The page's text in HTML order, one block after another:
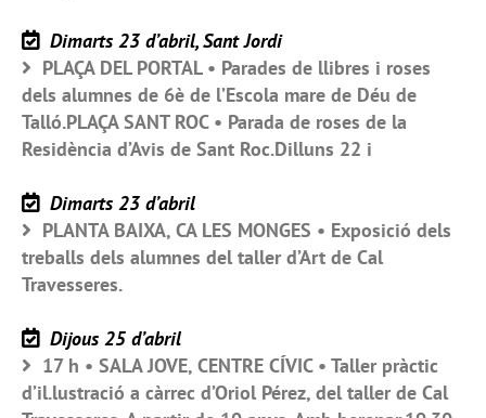
Dimarts 23 d’abril, Sant Jordi
PLAÇA DEL PORTAL • Parades de llibres i roses
dels alumnes de 6è de l’Escola mare de Déu de
Talló.PLAÇA SANT ROC • Parada de roses de la
Residència d’Avis de Sant Roc.Dilluns 22 i
Dimarts 23 d’abril
PLANTA BAIXA, CA LES MONGES • Exposició dels
treballs dels alumnes del taller d’Art de Cal
Travesseres.
Dijous 25 d’abril
17 h • SALA JOVE, CENTRE CÍVIC • Taller pràctic
d’il.lustració a càrrec d’Oriol Pérez, del taller de Cal